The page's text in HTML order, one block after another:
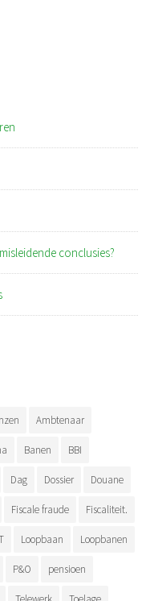
conclusies?
Ambtenaar
Banen BBI
Dag Dossier Douane
Fiscale fraude Fiscaliteit.
Loopbaan Loopbanen
P&O pensioen